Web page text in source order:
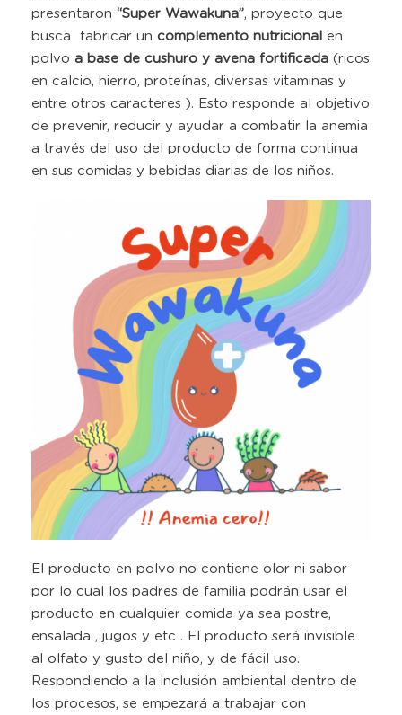
presentaron “Super Wawakuna”, proyecto que
busca fabricar un complemento nutricional
en
polvo a base de cushuro y avena fortificada (ricos
en calcio, hierro, proteínas, diversas vitaminas y
entre otros caracteres ). Esto responde al objetivo
de prevenir, reducir y ayudar a combatir la anemia
a través del uso del producto de forma continua
en sus comidas y bebidas diarias de los niños.
El producto en polvo no contiene olor ni sabor
por lo cual los padres de familia podrán usar el
producto en cualquier comida ya sea postre,
ensalada , jugos y etc . El producto será invisible
al olfato y gusto del niño, y de fácil uso.
Respondiendo a la inclusión ambiental dentro de
los procesos, se empezará a trabajar con